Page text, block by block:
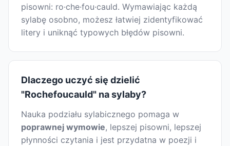
pisowni: ro·che·fou·cauld. Wymawiając każdą
sylabę osobno, możesz łatwiej zidentyfikować
litery i uniknąć typowych błędów pisowni.
Dlaczego uczyć się dzielić
"Rochefoucauld" na sylaby?
Nauka podziału sylabicznego pomaga w
poprawnej wymowie, lepszej pisowni, lepszej
płynności czytania i jest przydatna w poezji i